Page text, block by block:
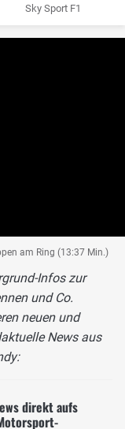
Sky Sport F1
am Ring (13:37 Min.)
Infos zur
und Co.
neuen und
News aus
direkt aufs